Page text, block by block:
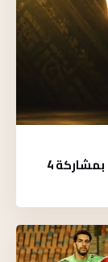
اليوم.. قرعتا دوري أبطال أفريقيا والكونفدرالية بمشاركة 4